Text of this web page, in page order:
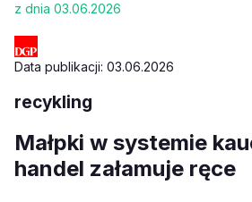
z dnia 03.06.2026
Data publikacji: 03.06.2026
recykling
Małpki w systemie
handel załamuje ręce